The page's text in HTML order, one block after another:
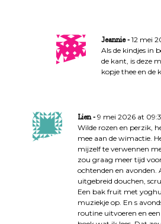
Jeannie
12 mei
Als de kindjes in
de kant, is deze
kopje thee en de
Lien
9 mei 2026 at
Wilde rozen en perzik,
mee aan de wimactie.
mijzelf te verwennen
zou graag meer tijd
ochtenden en avonden.
uitgebreid douchen,
Een bak fruit met
muziekje op. En s
routine uitvoeren en